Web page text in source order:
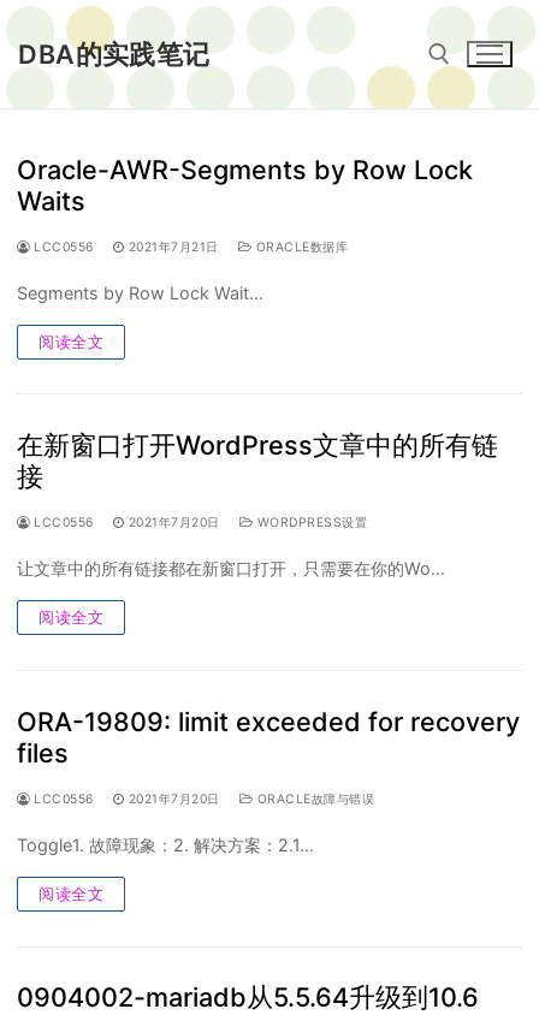
Skip
to
content
DBA的实践笔记
Oracle-AWR-Segments by Row Lock
Waits
LCC0556 2021年7月21日 ORACLE数据库
Segments by Row Lock Wait…
阅读全文
在新窗口打开WordPress文章中的所有链
接
LCC0556 2021年7月20日 WORDPRESS设置
让文章中的所有链接都在新窗口打开，只需要在你的Wo…
阅读全文
ORA-19809: limit exceeded for recovery
files
LCC0556 2021年7月20日 ORACLE故障与错误
Toggle1. 故障现象：2. 解决方案：2.1…
阅读全文
0904002-mariadb从5.5.64升级到10.6